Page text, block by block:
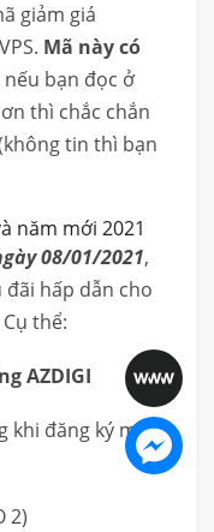
giảm giá
Mã này có
nếu bạn đọc ở
thì chắc chắn
tin thì bạn
năm mới 2021
08/01/2021,
đãi hấp dẫn cho
thể:
AZDIGI
khi đăng ký mới
2)